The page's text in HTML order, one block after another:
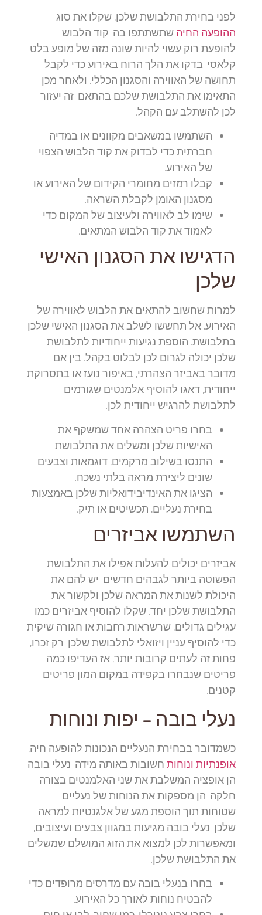
לפני בחירת התלבושת שלכן, שקלו את סוג
ההופעה החיהשתשתתפו בה. קוד הלבוש
להופעת רוק עשוי להיות שונה מזה של מופע בלט
קלאסי. בדקו את הלך הרוח באירוע כדי לקבל
תחושה של האווירה והסגנון הכללי, ולאחר מכן
התאימו את התלבושת שלכם בהתאם. זה יעזור
לכן להשתלב עם הקהל.
השתמשו במשאבים מקוונים או במדיה
חברתית כדי לבדוק את קוד הלבוש הצפוי
של האירוע.
קבלו רמזים מחומרי הקידום של האירוע או
מסגנון האומן לקבלת השראה.
שימו לב לאווירה ולעיצוב של המקום כדי
לאמוד את קוד הלבוש המתאים.
הדגישו את הסגנון האישי
שלכן
למרות שחשוב להתאים את הלבוש לאווירה של
האירוע, אל תחששו לשלב את הסגנון האישי שלכן
בתלבושת. הוספת נגיעות ייחודיות לתלבושת
שלכן יכולה לגרום לכן לבלוט בקהל. בין אם
מדובר באביזר הצהרתי, באיפור נועז או בתסרוקת
ייחודית, דאגו להוסיף אלמנטים שגורמים
לתלבושת להרגיש ייחודית לכן.
בחרו פריט הצהרה אחד שמשקף את
האישיות שלכן ומשלים את התלבושת.
התנסו בשילוב מרקמים, דוגמאות וצבעים
שונים ליצירת מראה בלתי נשכח.
הציגו את האינדיבידואליות שלכן באמצעות
בחירת נעליים, תכשיטים או תיק.
השתמשו אביזרים
אביזרים יכולים להעלות אפילו את התלבושת
הפשוטה ביותר לגבהים חדשים. יש להם את
היכולת לשנות את המראה שלכן ולקשור את
התלבושת שלכן יחד. שקלו להוסיף אביזרים כמו
עגילים גדולים, שרשראות רחבות או חגורה שיקית
כדי להוסיף עניין ויזואלי לתלבושת שלכן. רק זכרו,
פחות זה לעתים קרובות יותר, אז העדיפו כמה
פריטים שנבחרו בקפידה במקום המון פריטים
קטנים.
נעלי בובה – יפות ונוחות
כשמדובר בבחירת הנעליים הנכונות להופעה חיה,
אופנתיות ונוחותחשובות באותה מידה. נעלי בובה
הן אופציה המשלבת את שני האלמנטים בצורה
חלקה. הן מספקות את הנוחות של נעליים
שטוחות תוך הוספת מגע של אלגנטיות למראה
שלכן. נעלי בובה מגיעות במגוון צבעים ועיצובים,
ומאפשרות לכן למצוא את הזוג המושלם שמשלים
את התלבושת שלכן.
בחרו בנעלי בובה עם מדרסים מרופדים כדי
להבטיח נוחות לאורך כל האירוע.